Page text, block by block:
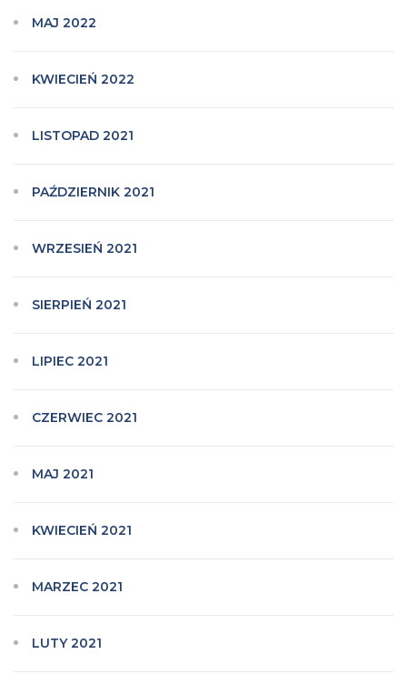
MAJ 2022
KWIECIEŃ 2022
LISTOPAD 2021
PAŹDZIERNIK 2021
WRZESIEŃ 2021
SIERPIEŃ 2021
LIPIEC 2021
CZERWIEC 2021
MAJ 2021
KWIECIEŃ 2021
MARZEC 2021
LUTY 2021